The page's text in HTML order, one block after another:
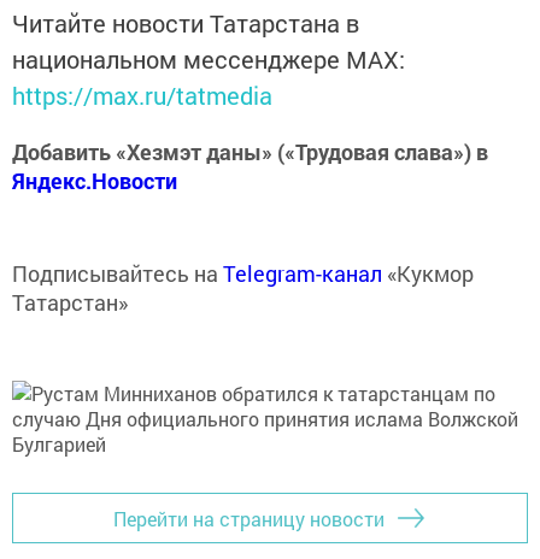
Читайте новости Татарстана в
национальном мессенджере MАХ:
https://max.ru/tatmedia
Добавить «Хезмэт даны» («Трудовая слава») в
Яндекс.Новости
Подписывайтесь на Telegram-канал «Кукмор
Татарстан»
Перейти на страницу новости